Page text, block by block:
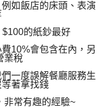
如飯店的床頭、表演
的紙鈔最好
10%會包含在內，另
業稅
們一度誤解餐廳服務生
著拿找錢
非常有趣的經驗~